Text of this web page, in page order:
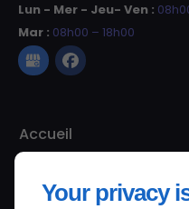
Your privacy
Lun - Mer - Jeu- Ven :
Mar : 08h00 – 18h00
Accueil
Mentions légales